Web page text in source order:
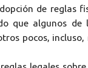
de reglas
que algunos de
pocos, incluso,